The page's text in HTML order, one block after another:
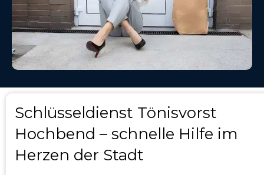
Schlüsseldienst Tönisvorst
Hochbend – schnelle Hilfe im
Herzen der Stadt